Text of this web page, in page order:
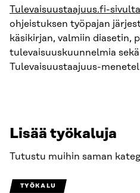
Tulevaisuustaajuus.fi-sivulta
ohjeistuksen työpajan
käsikirjan, valmiin diasetin,
tulevaisuuskuunnelmia
Tulevaisuustaajuus-
Lisää työkaluja
Tutustu muihin saman
TYÖKALU